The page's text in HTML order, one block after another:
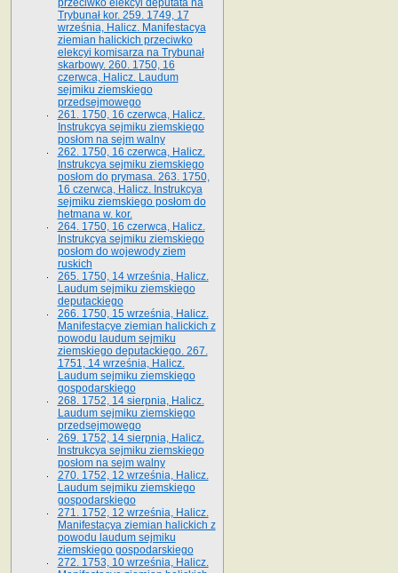
przeciwko elekcyi deputata na
Trybunał kor. 259. 1749, 17
września, Halicz. Manifestacya
ziemian halickich przeciwko
elekcyi komisarza na Trybunał
skarbowy. 260. 1750, 16
czerwca, Halicz. Laudum
sejmiku ziemskiego
przedsejmowego
261. 1750, 16 czerwca, Halicz.
Instrukcya sejmiku ziemskiego
posłom na sejm walny
262. 1750, 16 czerwca, Halicz.
Instrukcya sejmiku ziemskiego
posłom do prymasa. 263. 1750,
16 czerwca, Halicz. Instrukcya
sejmiku ziemskiego posłom do
hetmana w. kor.
264. 1750, 16 czerwca, Halicz.
Instrukcya sejmiku ziemskiego
posłom do wojewody ziem
ruskich
265. 1750, 14 września, Halicz.
Laudum sejmiku ziemskiego
deputackiego
266. 1750, 15 września, Halicz.
Manifestacye ziemian halickich z
powodu laudum sejmiku
ziemskiego deputackiego. 267.
1751, 14 września, Halicz.
Laudum sejmiku ziemskiego
gospodarskiego
268. 1752, 14 sierpnia, Halicz.
Laudum sejmiku ziemskiego
przedsejmowego
269. 1752, 14 sierpnia, Halicz.
Instrukcya sejmiku ziemskiego
posłom na sejm walny
270. 1752, 12 września, Halicz.
Laudum sejmiku ziemskiego
gospodarskiego
271. 1752, 12 września, Halicz.
Manifestacya ziemian halickich z
powodu laudum sejmiku
ziemskiego gospodarskiego
272. 1753, 10 września, Halicz.